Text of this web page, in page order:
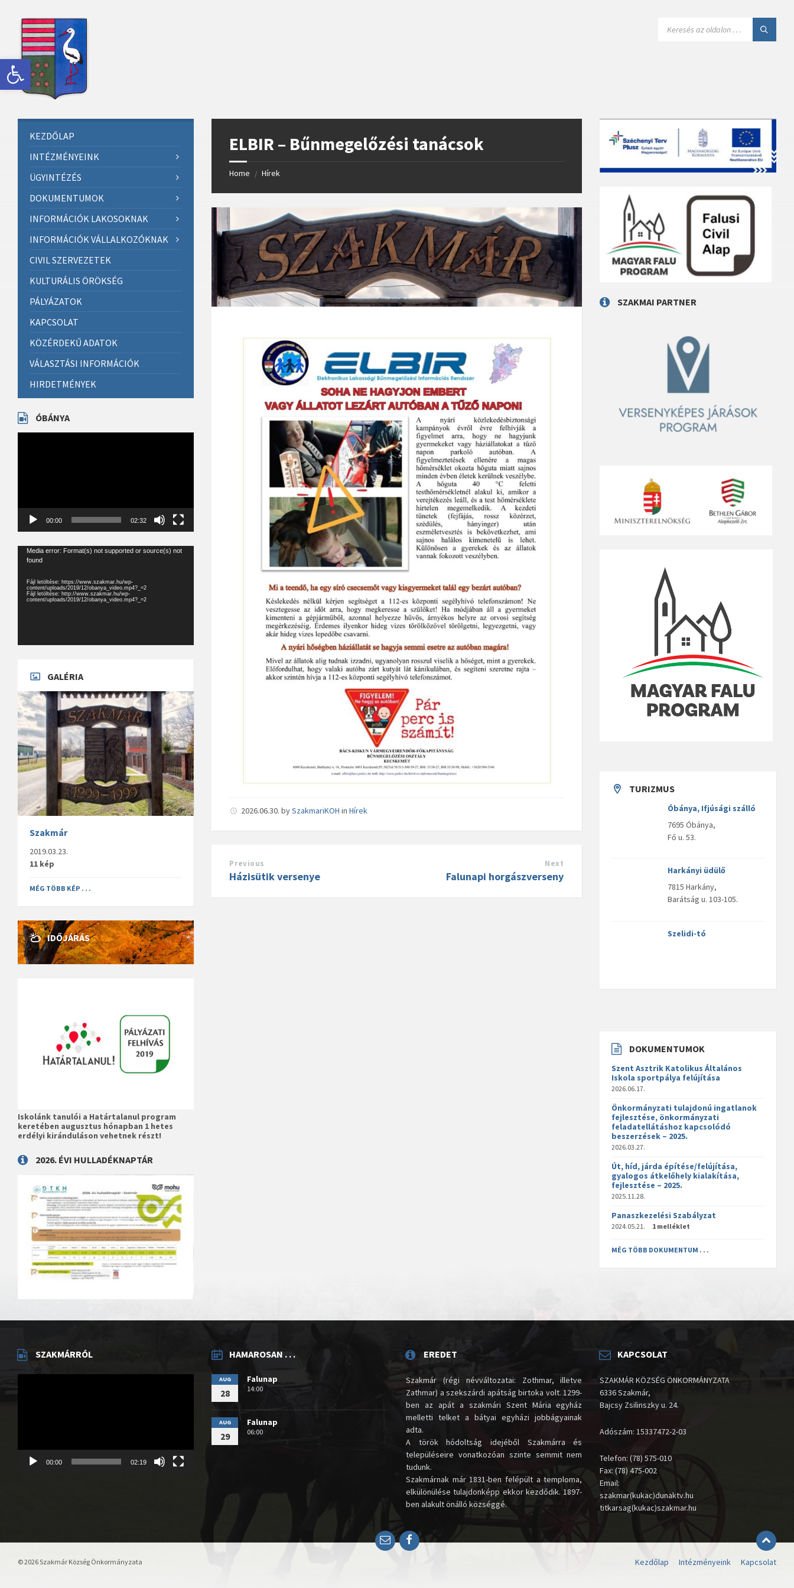
Eszköztár megnyitása
content
sidebar
sidebar
footer
ELBIR – Bűnmegelőzési tanácsok
Home / Hírek
2026.06.30.bySzakmariKOH inHírek
Previous
Házisütik versenye
Next
Falunapi horgászverseny
KEZDŐLAP
INTÉZMÉNYEINK
ÜGYINTÉZÉS
DOKUMENTUMOK
INFORMÁCIÓK LAKOSOKNAK
INFORMÁCIÓK VÁLLALKOZÓKNAK
CIVIL SZERVEZETEK
KULTURÁLIS ÖRÖKSÉG
PÁLYÁZATOK
KAPCSOLAT
KÖZÉRDEKŰ ADATOK
VÁLASZTÁSI INFORMÁCIÓK
HIRDETMÉNYEK
ÓBÁNYA
00:00 02:32
Videólejátszó
Media error: Format(s) not supported or source(s) not
found
Fájl letöltése: https://www.szakmar.hu/wp-
content/uploads/2019/12/obanya_video.mp4?_=2
Fájl letöltése: http://www.szakmar.hu/wp-
content/uploads/2019/12/obanya_video.mp4?_=2
GALÉRIA
Szakmár
2019.03.23.
11 kép
MÉG TÖBB KÉP . . .
IDŐJÁRÁS
Iskolánk tanulói a Határtalanul program
keretében augusztus hónapban 1 hetes
erdélyi kiránduláson vehetnek részt!
2026. ÉVI HULLADÉKNAPTÁR
SZAKMAI PARTNER
TURIZMUS
Óbánya, Ifjúsági szálló
7695 Óbánya,
Fő u. 53.
Harkányi üdülő
7815 Harkány,
Barátság u. 103-105.
Szelidi-tó
DOKUMENTUMOK
Szent Asztrik Katolikus Általános
Iskola sportpálya felújítása
2026.06.17.
Önkormányzati tulajdonú ingatlanok
fejlesztése, önkormányzati
feladatellátáshoz kapcsolódó
beszerzések – 2025.
2026.03.27.
Út, híd, járda építése/felújítása,
gyalogos átkelőhely kialakítása,
fejlesztése – 2025.
2025.11.28.
Panaszkezelési Szabályzat
2024.05.21. 1 melléklet
MÉG TÖBB DOKUMENTUM . . .
SZAKMÁRRÓL
00:00 02:19
HAMAROSAN . . .
AUG
28
Falunap
14:00
AUG
29
Falunap
06:00
EREDET
Szakmár (régi névváltozatai: Zothmar, illetve
Zathmar) a szekszárdi apátság birtoka volt. 1299-
ben az apát a szakmári Szent Mária egyház
melletti telket a bátyai egyházi jobbágyainak
adta.
A török hódoltság idejéből Szakmárra és
településeire vonatkozóan szinte semmit nem
tudunk.
Szakmárnak már 1831-ben felépült a temploma,
elkülönülése tulajdonképp ekkor kezdődik. 1897-
ben alakult önálló községgé.
KAPCSOLAT
SZAKMÁR KÖZSÉG ÖNKORMÁNYZATA
6336 Szakmár,
Bajcsy Zsilinszky u. 24.
Adószám: 15337472-2-03
Telefon: (78) 575-010
Fax: (78) 475-002
Email:
szakmar(kukac)dunaktv.hu
titkarsag(kukac)szakmar.hu
EmailFacebook
Kezdőlap Intézményeink Kapcsolat
© 2026 Szakmár Község Önkormányzata